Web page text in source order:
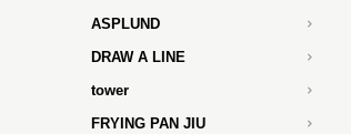
ASPLUND
DRAW A LINE
tower
FRYING PAN JIU